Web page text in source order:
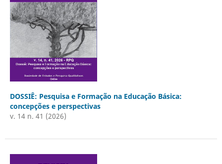
DOSSIÊ: Pesquisa e Formação na Educação Básica:
concepções e perspectivas
v. 14 n. 41 (2026)